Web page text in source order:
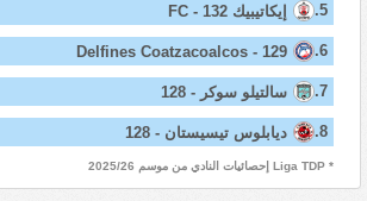
5. إيكاتيبيك FC - 132
6.
Delfines Coatzacoalcos - 129
7. سالتيلو سوكر - 128
8. ديابلوس تيسيستان - 128
* Liga TDP إحصائيات النادي من موسم 2025/26